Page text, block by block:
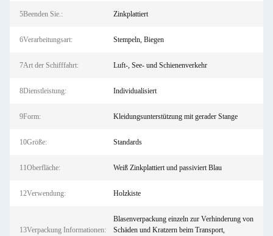
5Beenden Sie.: Zinkplattiert
6Verarbeitungsart: Stempeln, Biegen
7Art der Schifffahrt: Luft-, See- und Schienenverkehr
8Dienstleistung: Individualisiert
9Form: Kleidungsunterstützung mit gerader Stange
10Größe: Standards
11Oberfläche: Weiß Zinkplattiert und passiviert Blau
12Verwendung: Holzkiste
13Verpackung Informationen:
Blasenverpackung einzeln zur Verhinderung von
Schäden und Kratzern beim Transport,